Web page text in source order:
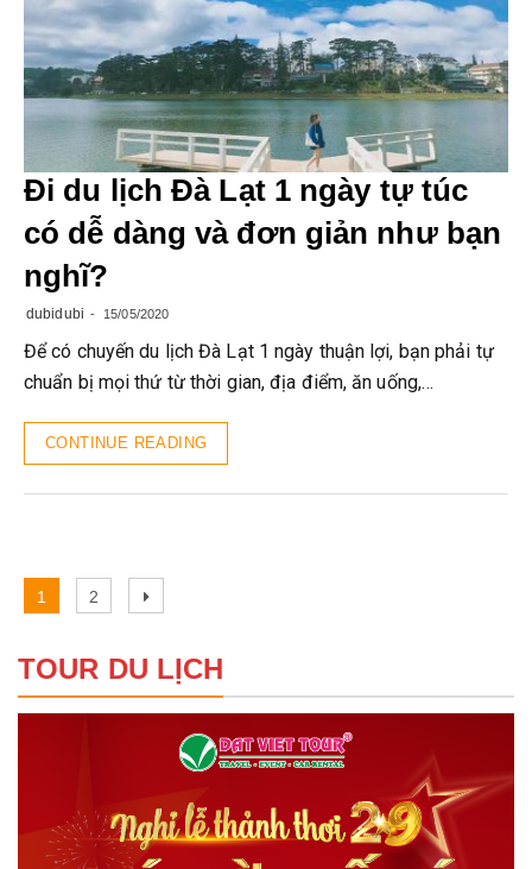
Đi du lịch Đà Lạt 1 ngày tự túc
có dễ dàng và đơn giản như bạn
nghĩ?
dubidubi 15/05/2020
Để có chuyến du lịch Đà Lạt 1 ngày thuận lợi, bạn phải tự
chuẩn bị mọi thứ từ thời gian, địa điểm, ăn uống,…
CONTINUE READING
Điều
bài
viết
Page
1 Page
2
Next
TOUR DU LỊCH